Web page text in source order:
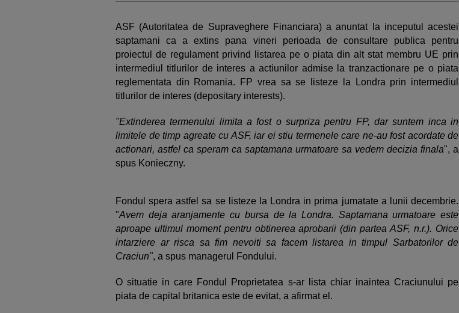
ASF (Autoritatea de Supraveghere Financiara) a anuntat la inceputul acestei
saptamani ca a extins pana vineri perioada de consultare publica pentru
proiectul de regulament privind listarea pe o piata din alt stat membru UE prin
intermediul titlurilor de interes a actiunilor admise la tranzactionare pe o piata
reglementata din Romania. FP vrea sa se listeze la Londra prin intermediul
titlurilor de interes (depositary interests).
"Extinderea termenului limita a fost o surpriza pentru FP, dar suntem inca in
limitele de timp agreate cu ASF, iar ei stiu termenele care ne-au fost acordate de
actionari, astfel ca speram ca saptamana urmatoare sa vedem decizia finala", a
spus Konieczny.
Fondul spera astfel sa se listeze la Londra in prima jumatate a lunii decembrie.
"Avem deja aranjamente cu bursa de la Londra. Saptamana urmatoare este
aproape ultimul moment pentru obtinerea aprobarii (din partea ASF, n.r.). Orice
intarziere ar risca sa fim nevoiti sa facem listarea in timpul Sarbatorilor de
Craciun", a spus managerul Fondului.
O situatie in care Fondul Proprietatea s-ar lista chiar inaintea Craciunului pe
piata de capital britanica este de evitat, a afirmat el.